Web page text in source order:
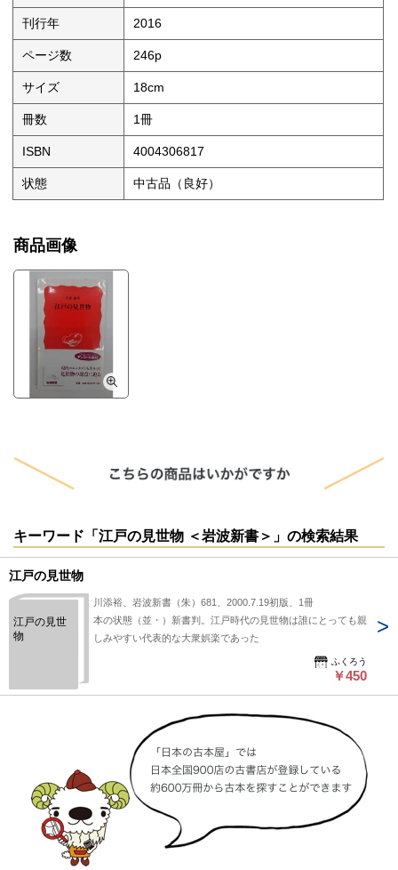
刊行年 2016
ページ数 246p
サイズ 18cm
冊数 1冊
ISBN 4004306817
状態 中古品（良好）
商品画像
キーワード「江戸の見世物 ＜岩波新書＞」の検索結果
江戸の見世物
江戸の見世
物
川添裕、岩波新書（朱）681、2000.7.19初版、1冊
本の状態（並・）新書判。江戸時代の見世物は誰にとっても親
しみやすい代表的な大衆娯楽であった
ふくろう
￥450